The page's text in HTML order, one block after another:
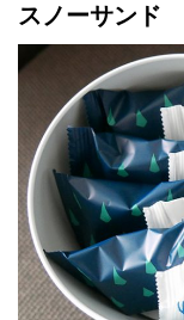
スノーサンド